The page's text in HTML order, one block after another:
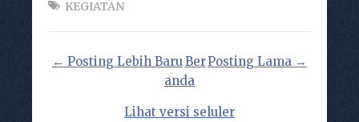
KEGIATAN
← Posting Lebih Baru Posting Lama →
Ber
anda
Lihat versi seluler